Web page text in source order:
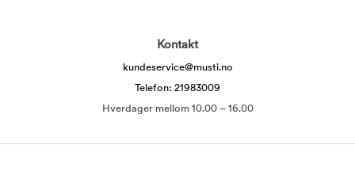
Kontakt
kundeservice@musti.no
Telefon: 21983009
Hverdager mellom 10.00 – 16.00